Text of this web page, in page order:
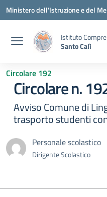
Vai ai contenuti
Vai al menu di navigazione
Vai al footer
Ministero dell'Istruzione e del
Istituto
Santo Calì
Circolare 192
Circolare n.
Avviso Comune di
trasporto studenti
Personale scolastico
Dirigente Scolastico